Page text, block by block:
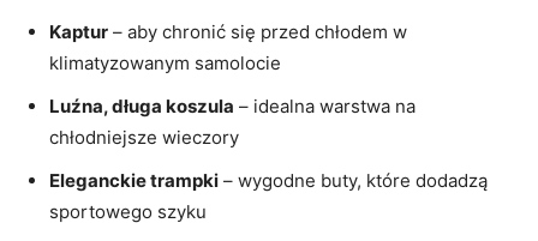
Kaptur – aby⁢ chronić się przed chłodem ⁢w
klimatyzowanym samolocie
Luźna, długa koszula – idealna⁤ warstwa ​na
⁤chłodniejsze wieczory
Eleganckie trampki – wygodne buty, które ​dodadzą
⁣sportowego ⁣szyku